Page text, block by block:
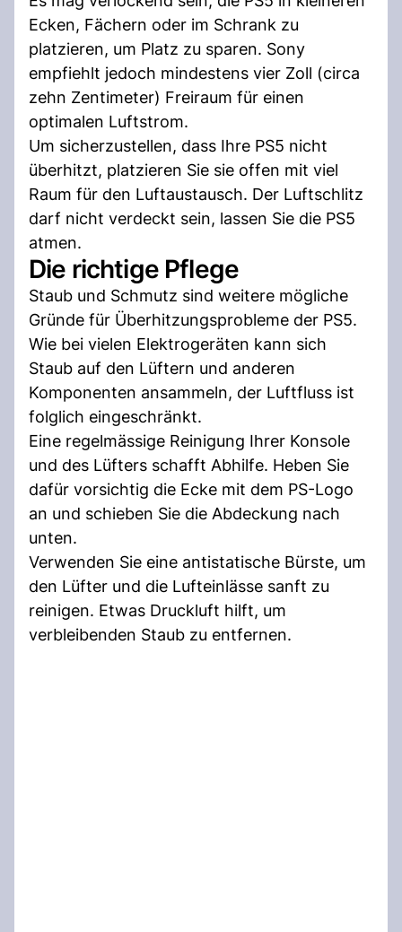
Ecken, Fächern oder im Schrank zu
platzieren, um Platz zu sparen. Sony
empfiehlt jedoch mindestens vier Zoll (circa
zehn Zentimeter) Freiraum für einen
optimalen Luftstrom.
Um sicherzustellen, dass Ihre PS5 nicht
überhitzt, platzieren Sie sie offen mit viel
Raum für den Luftaustausch. Der Luftschlitz
darf nicht verdeckt sein, lassen Sie die PS5
atmen.
Die richtige Pflege
Staub und Schmutz sind weitere mögliche
Gründe für Überhitzungsprobleme der PS5.
Wie bei vielen Elektrogeräten kann sich
Staub auf den Lüftern und anderen
Komponenten ansammeln, der Luftfluss ist
folglich eingeschränkt.
Eine regelmässige Reinigung Ihrer Konsole
und des Lüfters schafft Abhilfe. Heben Sie
dafür vorsichtig die Ecke mit dem PS-Logo
an und schieben Sie die Abdeckung nach
unten.
Verwenden Sie eine antistatische Bürste, um
den Lüfter und die Lufteinlässe sanft zu
reinigen. Etwas Druckluft hilft, um
verbleibenden Staub zu entfernen.